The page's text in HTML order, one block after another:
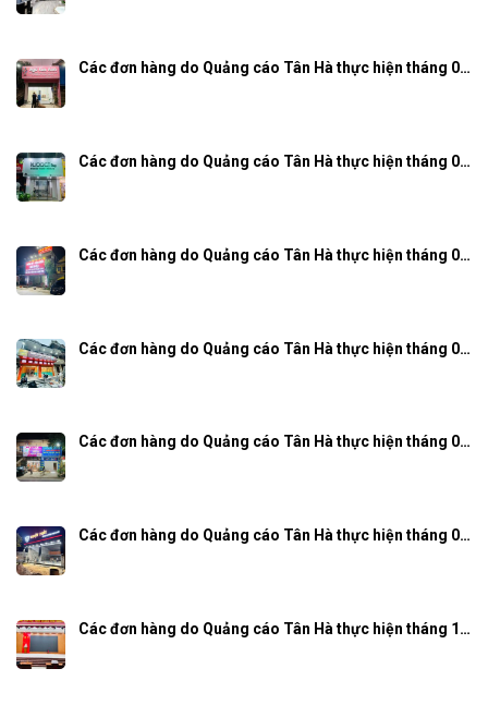
Các đơn hàng do Quảng cáo Tân Hà thực hiện tháng 0…
Các đơn hàng do Quảng cáo Tân Hà thực hiện tháng 0…
Các đơn hàng do Quảng cáo Tân Hà thực hiện tháng 0…
Các đơn hàng do Quảng cáo Tân Hà thực hiện tháng 0…
Các đơn hàng do Quảng cáo Tân Hà thực hiện tháng 0…
Các đơn hàng do Quảng cáo Tân Hà thực hiện tháng 0…
Các đơn hàng do Quảng cáo Tân Hà thực hiện tháng 1…